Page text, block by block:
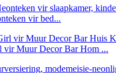
vir bed...
vir Muur Decor Bar Hom ...